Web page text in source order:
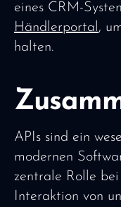
eines CRM-
Händlerportal,
halten.
APIs sind ein
modernen
zentrale Rolle
Interaktion von